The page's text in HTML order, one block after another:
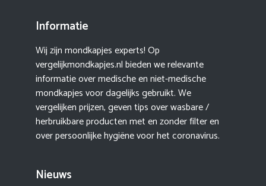
Informatie
Wij zijn mondkapjes experts! Op
vergelijkmondkapjes.nl bieden we relevante
informatie over medische en niet-medische
mondkapjes voor dagelijks gebruikt. We
vergelijken prijzen, geven tips over wasbare /
herbruikbare producten met en zonder filter en
over persoonlijke hygiëne voor het coronavirus.
Nieuws